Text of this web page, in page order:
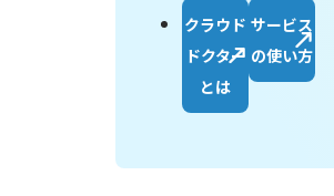
クラウド
ドクター
とは
サービス
の使い方